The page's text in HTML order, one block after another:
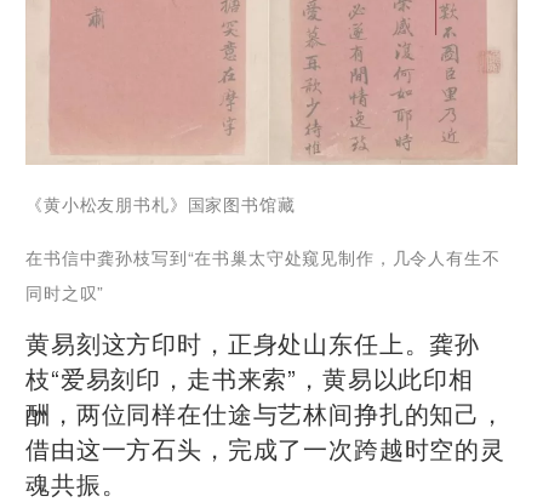
《黄小松友朋书札》国家图书馆藏
在书信中龚孙枝写到“在书巢太守处窥见制作，几令人有生不
同时之叹”
黄易刻这方印时，正身处山东任上。龚孙
枝“爱易刻印，走书来索”，黄易以此印相
酬，两位同样在仕途与艺林间挣扎的知己，
借由这一方石头，完成了一次跨越时空的灵
魂共振。